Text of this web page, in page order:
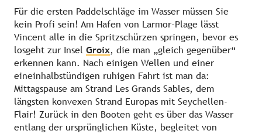
Für die ersten Paddelschläge im Wasser müssen Sie
kein Profi sein! Am Hafen von Larmor-Plage lässt
Vincent alle in die Spritzschürzen springen, bevor es
losgeht zur Insel Groix, die man „gleich gegenüber“
erkennen kann. Nach einigen Wellen und einer
eineinhalbstündigen ruhigen Fahrt ist man da:
Mittagspause am Strand Les Grands Sables, dem
längsten konvexen Strand Europas mit Seychellen-
Flair! Zurück in den Booten geht es über das Wasser
entlang der ursprünglichen Küste, begleitet von